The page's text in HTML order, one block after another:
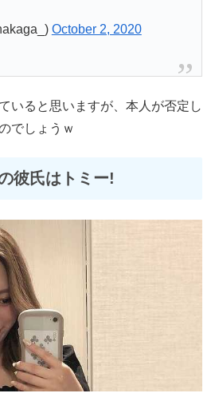
October 2, 2020
いると思いますが、本人が否定し
でしょうｗ
彼氏はトミー!